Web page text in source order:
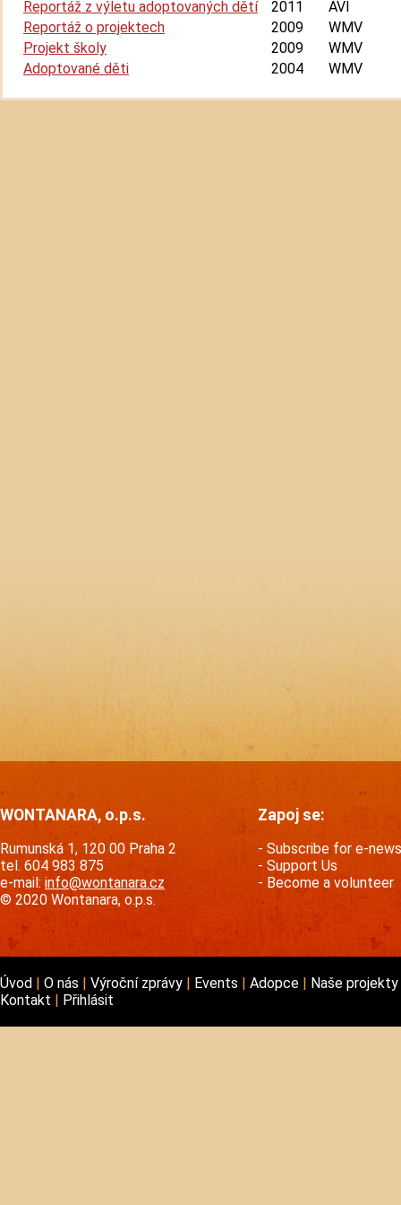
Reportáž z výletu adoptovaných dětí
2011
AVI
Reportáž o projektech
2009
WMV
Projekt školy
2009
WMV
Adoptované děti
2004 WMV
WONTANARA, o.p.s.
Rumunská 1, 120 00 Praha 2
tel. 604 983 875
e-mail: info@wontanara.cz
© 2020 Wontanara, o.p.s.
Zapoj se:
Subscribe for e-news
Support Us
Become a volunteer
Úvod O nás Výroční zprávy Events Adopce
Naše projekty
Kontakt
Přihlásit